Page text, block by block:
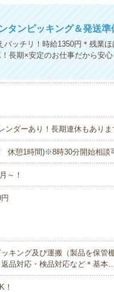
タンピッキング＆発送準
ッチリ！時給1350円＊残業
長期×安定のお仕事だから安
ダーあり！長期連休もありま
休憩1時間)※8時30分開始相談
～！
キング及び運搬（製品を保管
品対応・検品対応など＊基本
！